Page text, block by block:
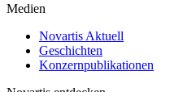
Medien
Novartis Aktuell
Geschichten
Konzernpublikationen